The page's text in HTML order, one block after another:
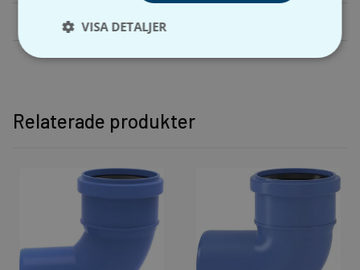
Dimension 50×15, 75×15, 110×15, 160×15
Relaterade produkter
VISA DETALJER